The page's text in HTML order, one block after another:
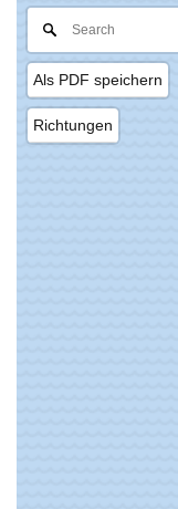
Als PDF speichern
Richtungen